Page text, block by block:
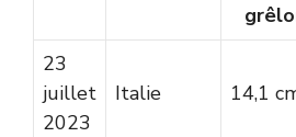
23
juillet
2023
Italie 14,1